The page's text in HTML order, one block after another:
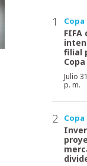
FIFA
filial
Julio
p. m.